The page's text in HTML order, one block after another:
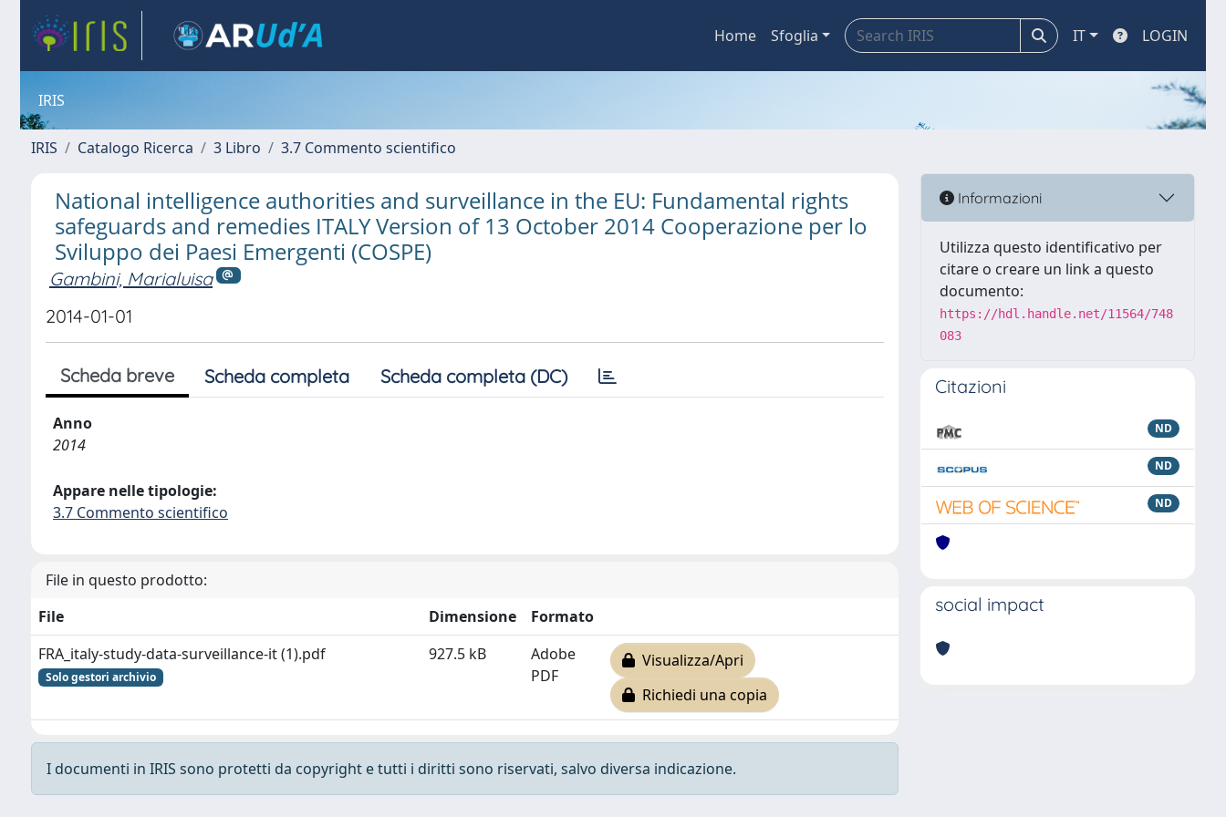
Home Sfoglia IT LOGIN
IRIS
IRIS Catalogo Ricerca 3 Libro 3.7 Commento scientifico
National intelligence authorities and surveillance in the EU: Fundamental rights
safeguards and remedies ITALY Version of 13 October 2014 Cooperazione per lo
Sviluppo dei Paesi Emergenti (COSPE)
Gambini, Marialuisa
2014-01-01
Scheda breve Scheda completa Scheda completa (DC)
Anno
2014
Appare nelle tipologie:
3.7 Commento scientifico
File in questo prodotto:
File
Dimensione
Formato
FRA_italy-study-data-surveillance-it (1).pdf
Solo gestori archivio
927.5 kB
Adobe
PDF
Visualizza/Apri
Richiedi una copia
I documenti in IRIS sono protetti da copyright e tutti i diritti sono riservati, salvo diversa indicazione.
Informazioni
Utilizza questo identificativo per
citare o creare un link a questo
documento:
https://hdl.handle.net/11564/748
083
Citazioni
ND
ND
ND
social impact